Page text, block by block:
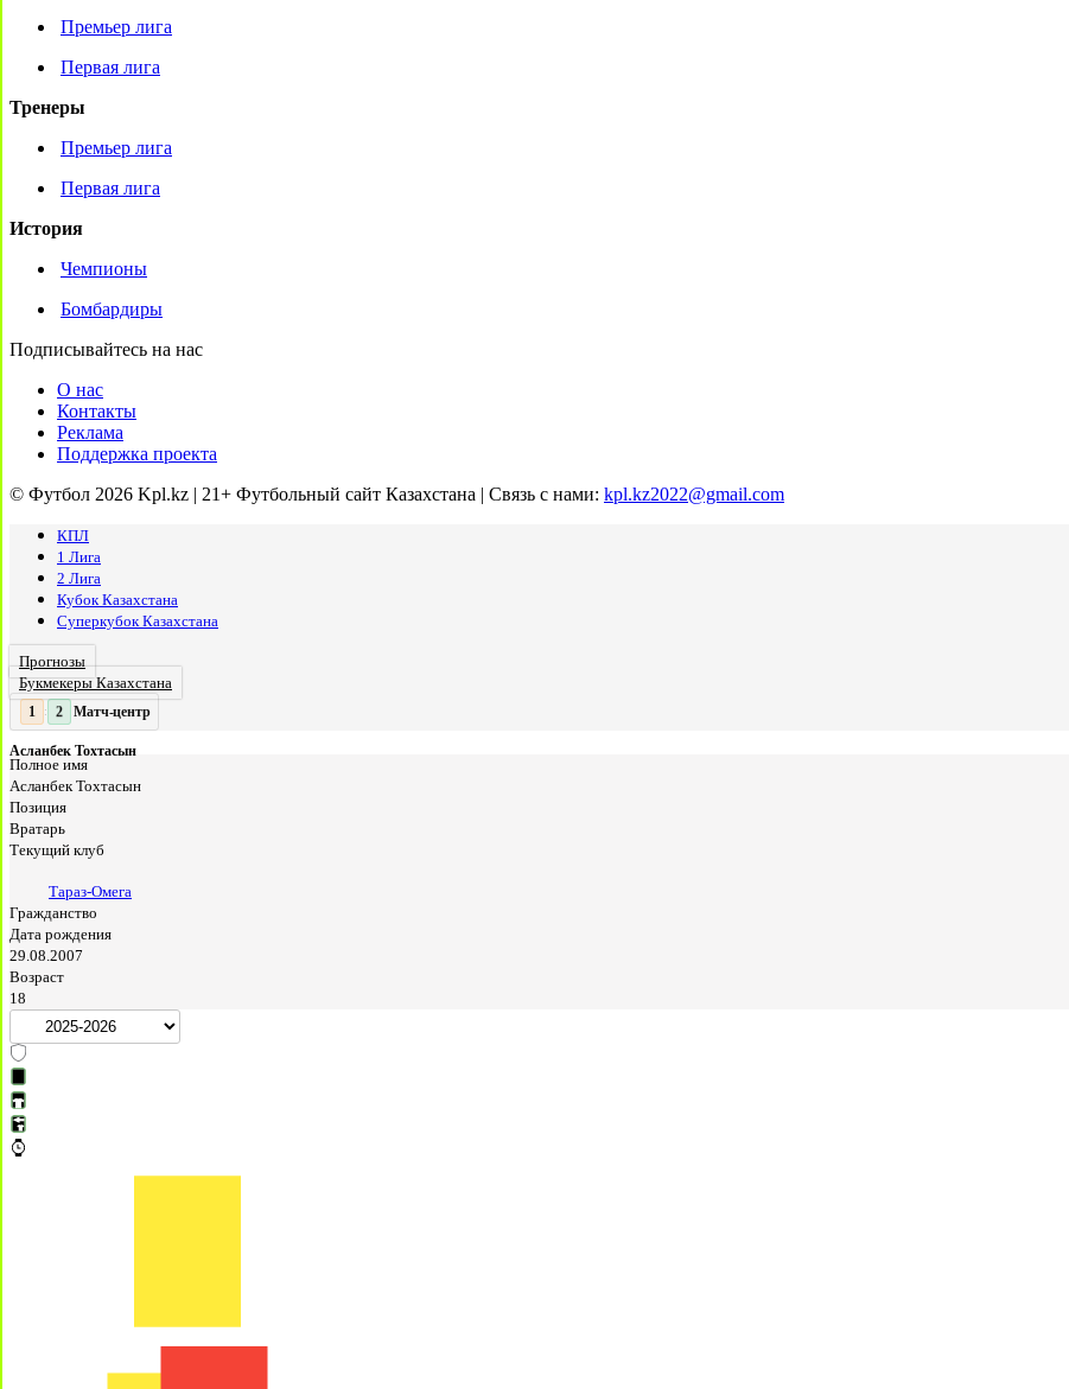
Премьер лига
Первая лига
Тренеры
Премьер лига
Первая лига
История
Чемпионы
Бомбардиры
Подписывайтесь на нас
О нас
Контакты
Реклама
Поддержка проекта
© Футбол 2026 Kpl.kz | 21+ Футбольный сайт Казахстана | Связь с нами: kpl.kz2022@gmail.com
КПЛ
1 Лига
2 Лига
Кубок Казахстана
Суперкубок Казахстана
Прогнозы
Букмекеры Казахстана
2 : 2 Матч-центр
Асланбек Тохтасын
Полное имя
Асланбек Тохтасын
Позиция
Вратарь
Текущий клуб
Тараз-Омега
Гражданство
Дата рождения
29.08.2007
Возраст
18